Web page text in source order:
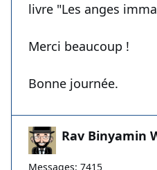
livre "Les anges
Merci beaucoup !
Bonne journée.
Rav Binyamin
Messages: 7415